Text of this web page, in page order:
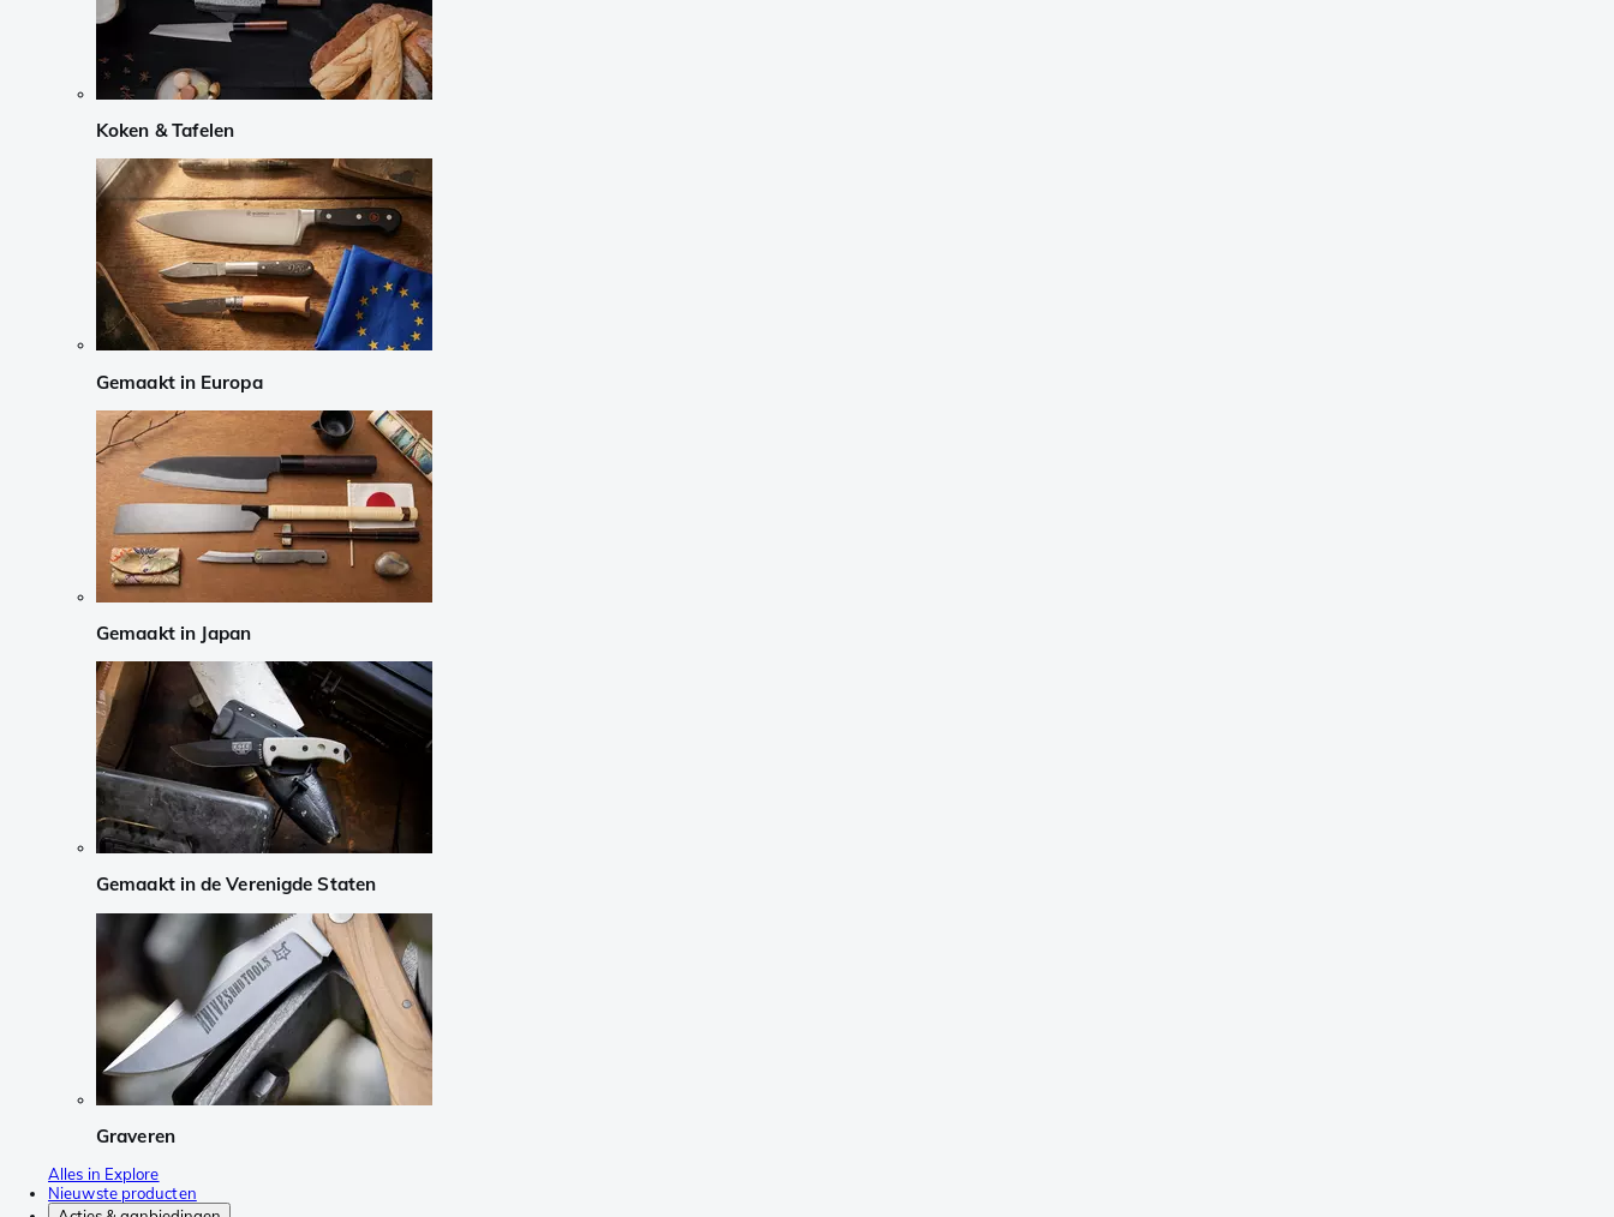
Koken & Tafelen
Gemaakt in Europa
Gemaakt in Japan
Gemaakt in de Verenigde Staten
Graveren
Alles in Explore
Nieuwste producten